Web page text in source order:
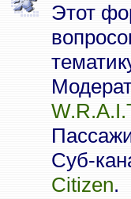
Этот
Суб-
Citizen.